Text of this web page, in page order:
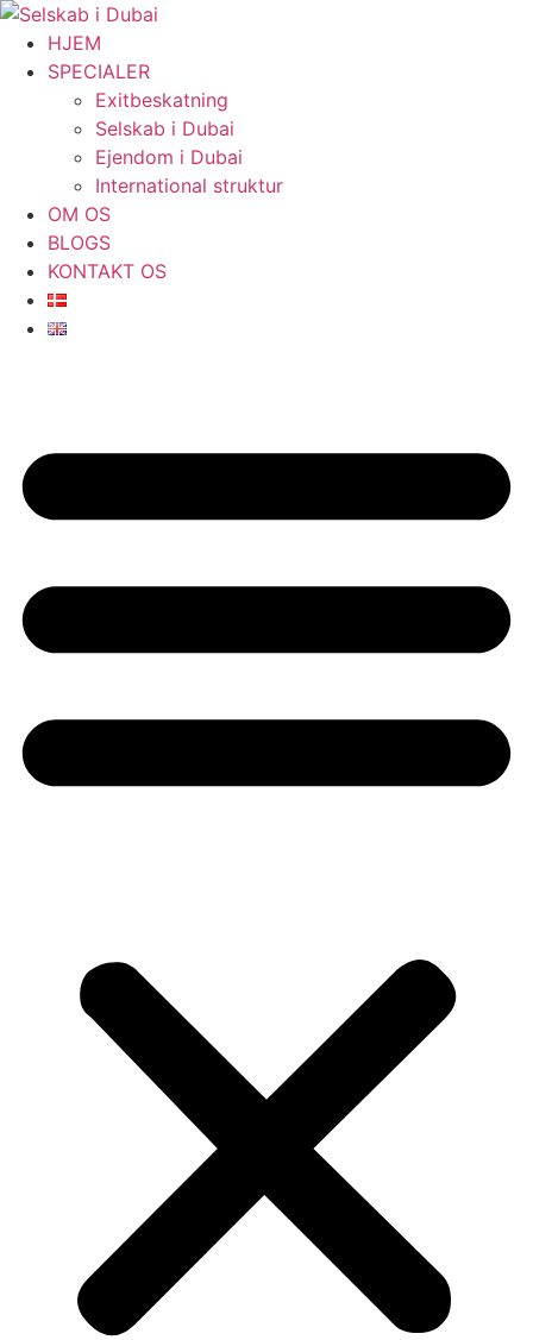
Videre
indhold
HJEM
SPECIALER
Exitbeskatning
Selskab i Dubai
Ejendom i Dubai
International struktur
OM OS
BLOGS
KONTAKT OS